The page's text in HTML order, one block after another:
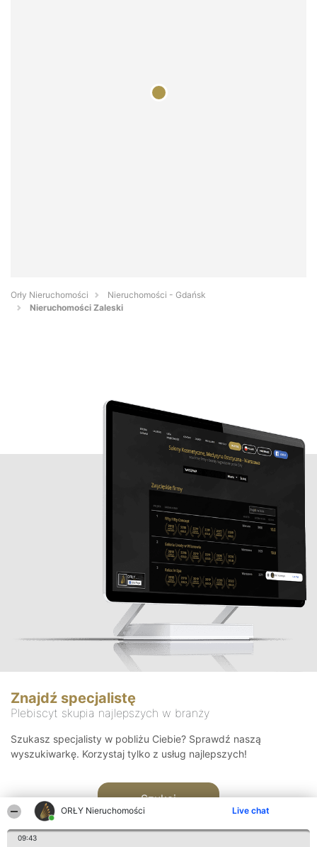
ORŁY Nieruchomości Live chat
09:43
Orły Nieruchomości
Nieruchomości - Gdańsk
Nieruchomości Zaleski
Znajdź specjalistę
Plebiscyt skupia najlepszych w branży
Szukasz specjalisty w pobliżu Ciebie? Sprawdź naszą
wyszukiwarkę. Korzystaj tylko z usług najlepszych!
Szukaj